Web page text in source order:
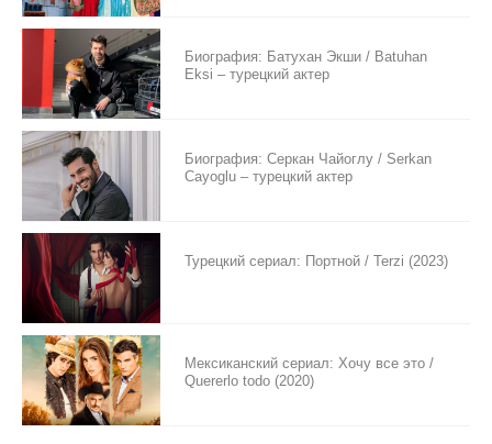
Биография: Батухан Экши / Batuhan
Eksi – турецкий актер
Биография: Серкан Чайоглу / Serkan
Cayoglu – турецкий актер
Турецкий сериал: Портной / Terzi (2023)
Мексиканский сериал: Хочу все это /
Quererlo todo (2020)